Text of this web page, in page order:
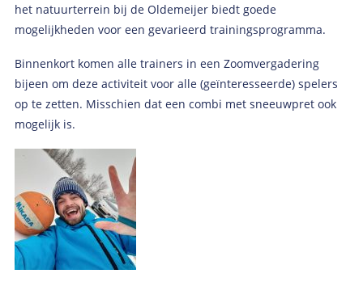
het natuurterrein bij de Oldemeijer biedt goede
mogelijkheden voor een gevarieerd trainingsprogramma.
Binnenkort komen alle trainers in een Zoomvergadering
bijeen om deze activiteit voor alle (geïnteresseerde) spelers
op te zetten. Misschien dat een combi met sneeuwpret ook
mogelijk is.